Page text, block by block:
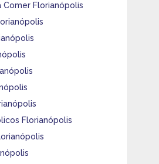
Comer Florianópolis
Florianópolis